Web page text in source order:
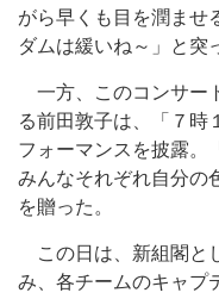
がら早くも目を潤ませ
ダムは緩いね～」と突
一方、このコンサー
る前田敦子は、「７時
フォーマンスを披露。
みんなそれぞれ自分の
を贈った。
この日は、新組閣と
み、各チームのキャプ